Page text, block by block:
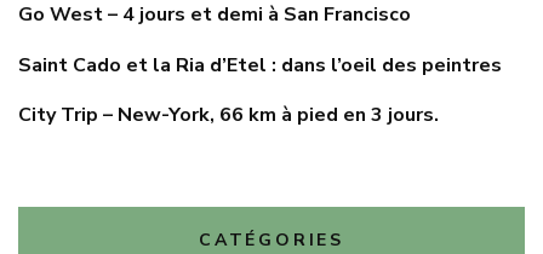
Go West – 4 jours et demi à San Francisco
Saint Cado et la Ria d’Etel : dans l’oeil des peintres
City Trip – New-York, 66 km à pied en 3 jours.
CATÉGORIES